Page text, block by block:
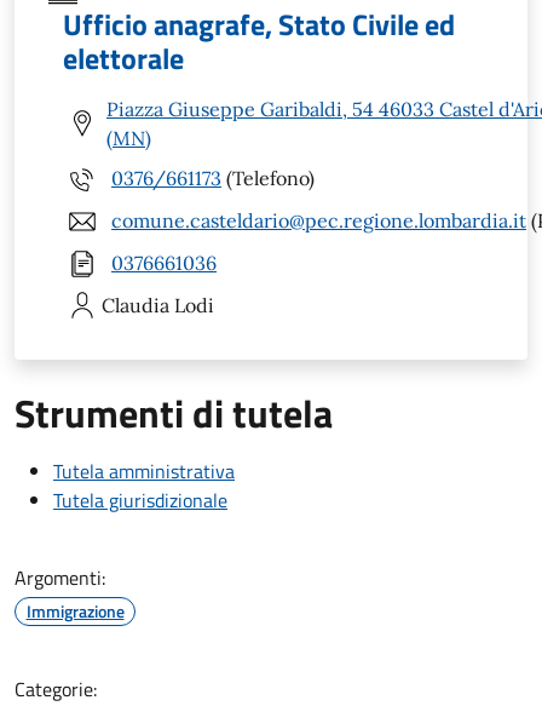
Ufficio anagrafe, Stato Civile ed
elettorale
Piazza Giuseppe Garibaldi, 54 46033 Castel
(MN)
0376/661173 (Telefono)
comune.casteldario@pec.regione.lombardia.it
0376661036
Claudia Lodi
Strumenti di tutela
Tutela amministrativa
Tutela giurisdizionale
Argomenti:
Immigrazione
Categorie: